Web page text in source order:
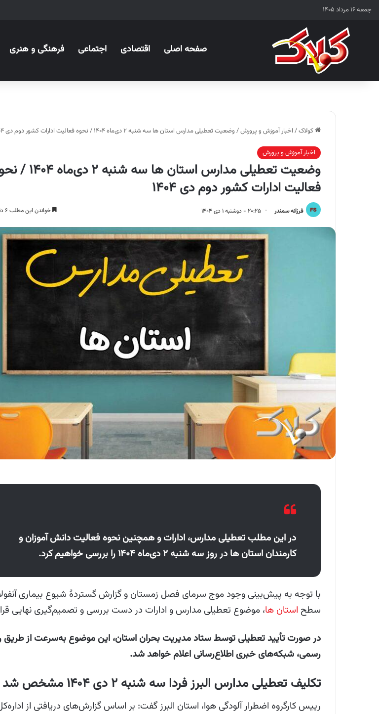
جمعه ۱۶ مرداد ۱۴۰۵
صفحه اصلی اقتصادی اجتماعی فرهنگی و هنری
کولاک/ اخبار آموزش و پرورش/ وضعیت تعطیلی مدارس استان ها سه شنبه ۲ دی‌ماه ۱۴۰۴ / نحوه فعالیت ادارات کشور دوم دی ۱۴۰۴
اخبار آموزش و پرورش
وضعیت تعطیلی مدارس استان ها سه شنبه
فعالیت ادارات کشور دوم دی ۱۴۰۴
فرزانه سمندر ۲۰:۲۵ - دوشنبه ۱ دی ۱۴۰۴ خواندن این مطلب ۶ دقیقه زمان میبرد
در این مطلب تعطیلی مدارس، ادارات و همچنین نحوه فعالیت دانش آموزان و
کارمندان استان ها در روز سه شنبه ۲ دی‌ماه ۱۴۰۴ را بررسی خواهیم کرد.
با توجه به پیش‌بینی وجود موج سرمای فصل زمستان و گزارش گستردهٔ شیوع بیماری
سطح استان ها، موضوع تعطیلی مدارس و ادارات در دست بررسی و تصمیم‌گیری نهایی
در صورت تأیید تعطیلی توسط ستاد مدیریت بحران استان، این موضوع به‌سرعت از طریق
رسمی، شبکه‌های خبری اطلاع‌رسانی اعلام خواهد شد.
تکلیف تعطیلی مدارس البرز فردا سه شنبه ۲ دی ۱۴۰۴ مشخص شد
رییس کارگروه اضطرار آلودگی هوا، استان البرز گفت: بر اساس گزارش‌های دریافتی از